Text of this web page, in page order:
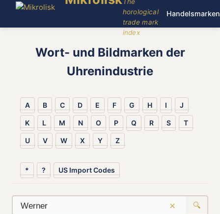
horological
trade mark
index
Handelsmarken
Wort- und Bildmarken der
Uhrenindustrie
A B C D E F G H I J
K L M N O P Q R S T
U V W X Y Z
* ? US Import Codes
× 🔍